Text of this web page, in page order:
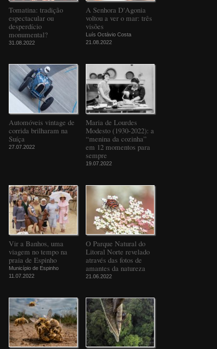
Tomatina: tradição
espectacular ou
desperdício
monumental?
31.08.2022
A Senhora D'Agonia
voltou a ver o mar: três
visões
Luís Octávio Costa
21.08.2022
Automóveis vintage de
corrida brilharam na
Suíça
27.07.2022
Maria de Lourdes
Modesto (1930-2022): a
“menina da cozinha”
em 12 momentos para
sempre
19.07.2022
Vir a Banhos, uma
viagem no tempo na
praia de Espinho
Município de Espinho
11.07.2022
O Parque Natural do
Litoral Norte revelado
através das fotos de
amantes da natureza
21.06.2022